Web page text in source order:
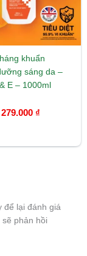
khuẩn
sáng da –
E – 1000ml
279.000 ₫
để lại đánh giá
phản hồi